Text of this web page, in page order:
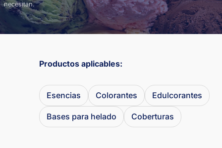
necesitan.
Productos aplicables:
Esencias Colorantes Edulcorantes
Bases para helado Coberturas